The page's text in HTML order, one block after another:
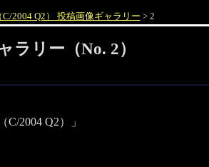
2004 Q2） 投稿画像ギャラリー > 2
ラリー（No. 2）
C/2004 Q2）」